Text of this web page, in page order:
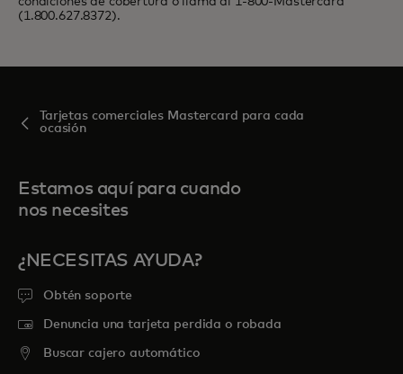
(1.800.627.8372).
Tarjetas comerciales Mastercard para cada
ocasión
Estamos aquí para cuando
nos necesites
¿NECESITAS AYUDA?
Obtén soporte
Denuncia una tarjeta perdida o robada
Buscar cajero automático